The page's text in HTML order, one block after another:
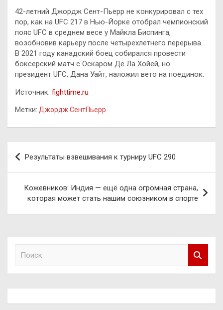
42-летний Джордж Сент-Пьерр не конкурировал с тех
пор, как на UFC 217 в Нью-Йорке отобрал чемпионский
пояс UFC в среднем весе у Майкла Биспинга,
возобновив карьеру после четырехлетнего перерыва.
В 2021 году канадский боец собирался провести
боксерский матч с Оскаром Де Ла Хойей, но
президент UFC, Дана Уайт, наложил вето на поединок.
Источник: fighttime.ru
Метки: Джордж СентПьерр
Навигация
по
записям
Результаты взвешивания к турниру UFC 290
Кожевников: Индия — ещё одна огромная страна,
которая может стать нашим союзником в спорте